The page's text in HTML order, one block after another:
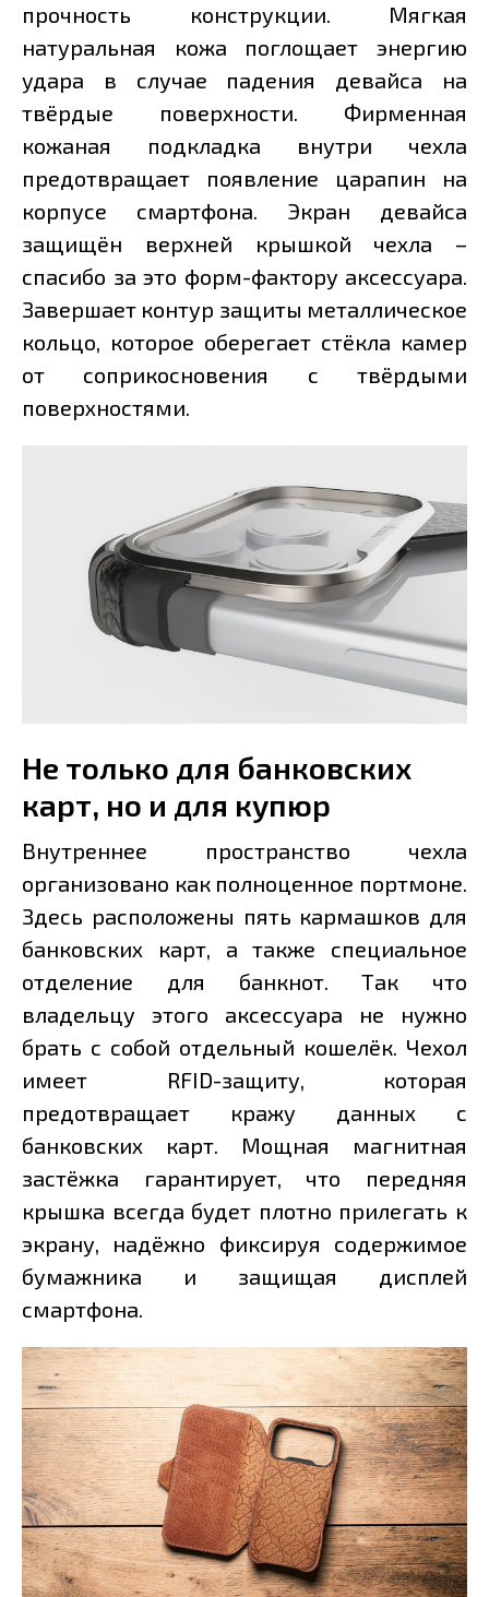
прочность конструкции. Мягкая
натуральная кожа поглощает энергию
удара в случае падения девайса на
твёрдые поверхности. Фирменная
кожаная подкладка внутри чехла
предотвращает появление царапин на
корпусе смартфона. Экран девайса
защищён верхней крышкой чехла –
спасибо за это форм-фактору аксессуара.
Завершает контур защиты металлическое
кольцо, которое оберегает стёкла камер
от соприкосновения с твёрдыми
поверхностями.
Не только для банковских
карт, но и для купюр
Внутреннее пространство чехла
организовано как полноценное портмоне.
Здесь расположены пять кармашков для
банковских карт, а также специальное
отделение для банкнот. Так что
владельцу этого аксессуара не нужно
брать с собой отдельный кошелёк. Чехол
имеет RFID-защиту, которая
предотвращает кражу данных с
банковских карт. Мощная магнитная
застёжка гарантирует, что передняя
крышка всегда будет плотно прилегать к
экрану, надёжно фиксируя содержимое
бумажника и защищая дисплей
смартфона.